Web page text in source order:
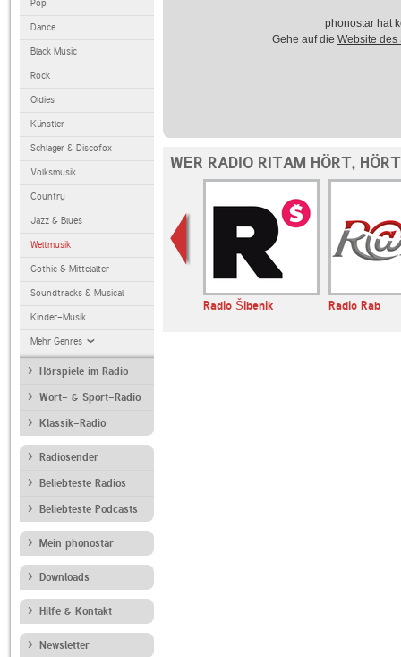
Pop
Dance
Black Music
Rock
Oldies
Künstler
Schlager & Discofox
Volksmusik
Country
Jazz & Blues
Weltmusik
Gothic & Mittelalter
Soundtracks & Musical
Kinder-Musik
Mehr Genres
Hörspiele im Radio
Wort- & Sport-Radio
Klassik-Radio
Radiosender
Beliebteste Radios
Beliebteste Podcasts
Mein phonostar
Downloads
Hilfe & Kontakt
Newsletter
phonostar hat
Gehe auf die Website des
WER RADIO RITAM HÖRT,
Radio Šibenik Radio Rab